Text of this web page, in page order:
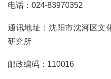
电话：024-83970352
通讯地址：沈阳市沈河区文
研究所
邮政编码：110016